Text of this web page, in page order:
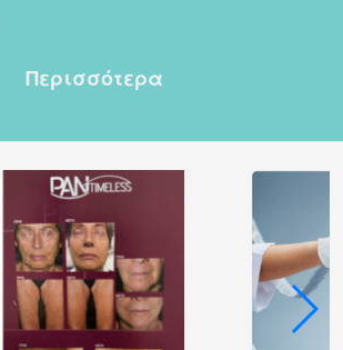
Περισσότερα